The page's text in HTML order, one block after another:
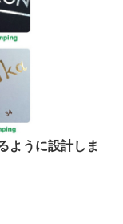
ように設計しま